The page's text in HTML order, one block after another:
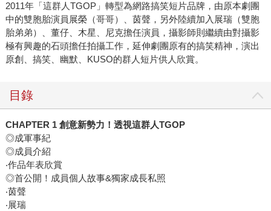
2011年「這群人TGOP」轉型為網路搞笑短片品牌，由原本劇團
中的雙胞胎演員展榮（哥哥）、茵聲，另外陸續加入展瑞（雙胞
胎弟弟）、董仔、木星、尼克擔任演員，攝影師則繼續由對攝影
極有興趣的石頭擔任拍攝工作，延伸劇團原有的搞笑精神，演出
原創、搞笑、幽默、KUSO的群人短片供人欣賞。
目錄
CHAPTER 1 創意新勢力！透視這群人TGOP
◎成軍事紀
◎成員介紹
‧作品年表欣賞
◎首公開！成員個人故事&獨家成長私照
‧茵聲
‧展瑞